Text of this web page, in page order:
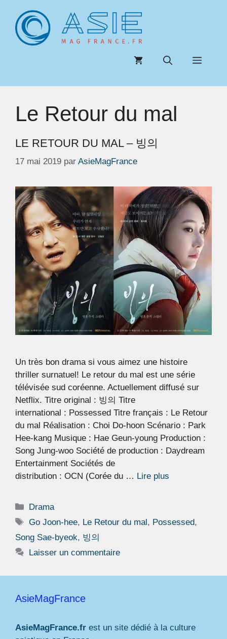
contenu
Menu
Le Retour du mal
LE RETOUR DU MAL – 빙의
17 mai 2019 par AsieMagFrance
Un très bon drama si vous aimez une histoire
thriller surnatuel! Le retour du mal est une série
télévisée sud coréenne. Actuellement diffusé sur
Netflix. Titre original : 빙의 Titre
international : Possessed Titre français : Le Retour
du mal Réalisation : Choi Do-hoon Scénario : Park
Hee-kang Musique : Hae Geun-young Production :
Song Jung-woo Société de production : Daydream
Entertainment Sociétés de
distribution : OCN (Corée du … Lire plus
Catégories
Drama
Étiquettes
Go Joon-hee, Le Retour du mal , Possessed,
Song Sae-byeok, 빙의
Laisser un commentaire
AsieMagFrance
AsieMagFrance.fr est un site dédié à la culture